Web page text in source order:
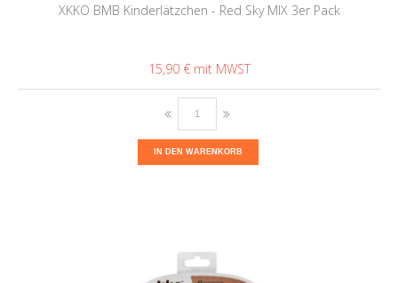
XKKO BMB Kinderlätzchen - Red Sky MIX 3er Pack
15,90 €
IN DEN WARENKORB